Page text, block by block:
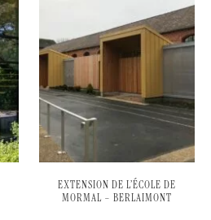
EXTENSION DE L’ÉCOLE DE
MORMAL – BERLAIMONT